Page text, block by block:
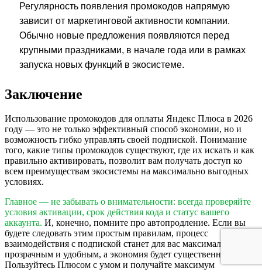
Регулярность появления промокодов напрямую
зависит от маркетинговой активности компании.
Обычно новые предложения появляются перед
крупными праздниками, в начале года или в рамках
запуска новых функций в экосистеме.
Заключение
Использование промокодов для оплаты Яндекс Плюса в 2026
году — это не только эффективный способ экономии, но и
возможность гибко управлять своей подпиской. Понимание
того, какие типы промокодов существуют, где их искать и как
правильно активировать, позволит вам получать доступ ко
всем преимуществам экосистемы на максимально выгодных
условиях.
Главное — не забывать о внимательности: всегда проверяйте
условия активации, срок действия кода и статус вашего
аккаунта. И, конечно, помните про автопродление. Если вы
будете следовать этим простым правилам, процесс
взаимодействия с подпиской станет для вас максимально
прозрачным и удобным, а экономия будет существенной.
Пользуйтесь Плюсом с умом и получайте максимум